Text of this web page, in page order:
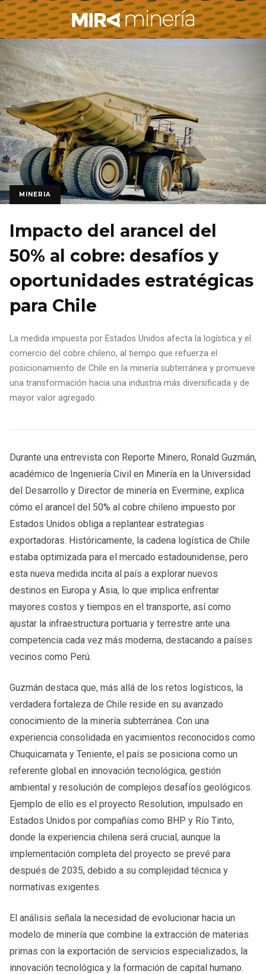
MINERIA
Impacto del arancel del
50% al cobre: desafíos y
oportunidades estratégicas
para Chile
La medida impuesta por Estados Unidos afecta la logística y el
comercio del cobre chileno, al tiempo que refuerza el
posicionamiento de Chile en la minería subterránea y promueve
una transformación hacia una industria más diversificada y de
mayor valor agregado.
Durante una entrevista con Reporte Minero, Ronald Guzmán,
académico de Ingeniería Civil en Minería en la Universidad
del Desarrollo y Director de minería en Evermine, explica
cómo el arancel del 50% al cobre chileno impuesto por
Estados Unidos obliga a replantear estrategias
exportadoras. Históricamente, la cadena logística de Chile
estaba optimizada para el mercado estadounidense, pero
esta nueva medida incita al país a explorar nuevos
destinos en Europa y Asia, lo que implica enfrentar
mayores costos y tiempos en el transporte, así como
ajustar la infraestructura portuaria y terrestre ante una
competencia cada vez más moderna, destacando a países
vecinos como Perú.
Guzmán destaca que, más allá de los retos logísticos, la
verdadera fortaleza de Chile reside en su avanzado
conocimiento de la minería subterránea. Con una
experiencia consolidada en yacimientos reconocidos como
Chuquicamata y Teniente, el país se posiciona como un
referente global en innovación tecnológica, gestión
ambiental y resolución de complejos desafíos geológicos.
Ejemplo de ello es el proyecto Resolution, impulsado en
Estados Unidos por compañías como BHP y Río Tinto,
donde la experiencia chilena será crucial, aunque la
implementación completa del proyecto se prevé para
después de 2035, debido a su complejidad técnica y
normativas exigentes.
El análisis señala la necesidad de evolucionar hacia un
modelo de minería que combine la extracción de materias
primas con la exportación de servicios especializados, la
innovación tecnológica y la formación de capital humano.